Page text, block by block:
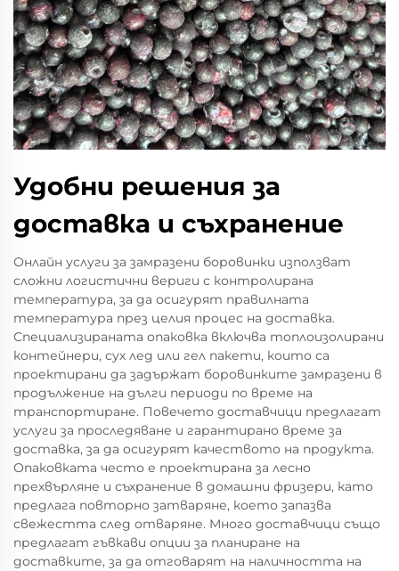
Удобни решения за
доставка и съхранение
Онлайн услуги за замразени боровинки използват
сложни логистични вериги с контролирана
температура, за да осигурят правилната
температура през целия процес на доставка.
Специализираната опаковка включва топлоизолирани
контейнери, сух лед или гел пакети, които са
проектирани да задържат боровинките замразени в
продължение на дълги периоди по време на
транспортиране. Повечето доставчици предлагат
услуги за проследяване и гарантирано време за
доставка, за да осигурят качеството на продукта.
Опаковката често е проектирана за лесно
прехвърляне и съхранение в домашни фризери, като
предлага повторно затваряне, което запазва
свежестта след отваряне. Много доставчици също
предлагат гъвкави опции за планиране на
доставките, за да отговарят на наличността на